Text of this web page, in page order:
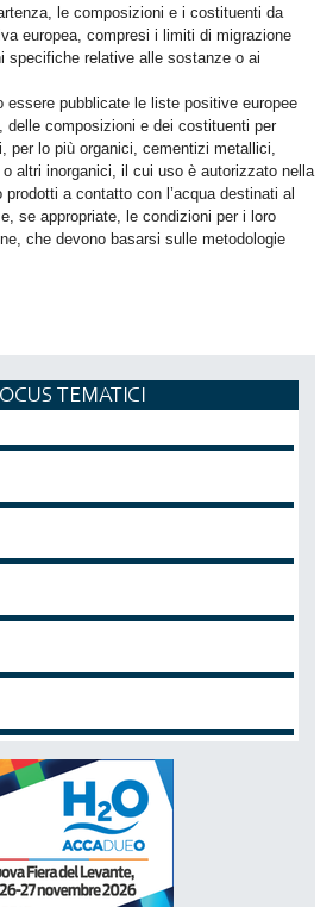
le composizioni e i costituenti da
europea, compresi i limiti di migrazione
specifiche relative alle sostanze o ai
essere pubblicate le liste positive europee
delle composizioni e dei costituenti per
per lo più organici, cementizi metallici,
altri inorganici, il cui uso è autorizzato nella
a contatto con l’acqua destinati al
se appropriate, le condizioni per i loro
che devono basarsi sulle metodologie
TEMATICI